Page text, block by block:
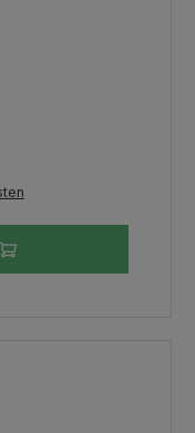
verfügbar.)